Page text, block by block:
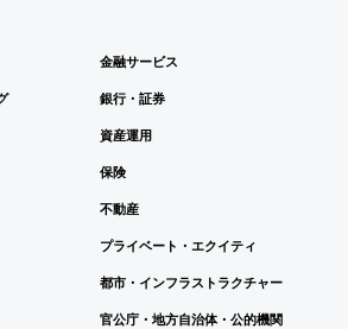
金融サービス
銀行・証券
資産運用
保険
不動産
プライベート・エクイティ
都市・インフラストラクチャー
官公庁・地方自治体・公的機関